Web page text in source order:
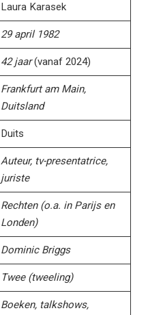
Laura Karasek
29 april 1982
42 jaar(vanaf 2024)
Frankfurt am Main,
Duitsland
Duits
Auteur, tv-presentatrice,
juriste
Rechten (o.a. in Parijs en
Londen)
Dominic Briggs
Twee (tweeling)
Boeken, talkshows,